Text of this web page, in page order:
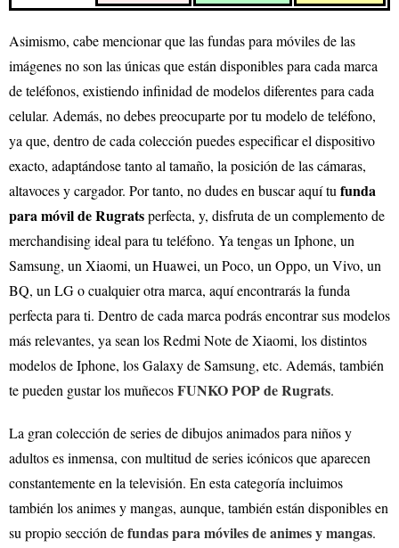
Asimismo, cabe mencionar que las fundas para móviles de las
imágenes no son las únicas que están disponibles para cada marca
de teléfonos, existiendo infinidad de modelos diferentes para cada
celular. Además, no debes preocuparte por tu modelo de teléfono,
ya que, dentro de cada colección puedes especificar el dispositivo
exacto, adaptándose tanto al tamaño, la posición de las cámaras,
altavoces y cargador. Por tanto, no dudes en buscar aquí tufunda
para móvil de Rugratsperfecta, y, disfruta de un complemento de
merchandising ideal para tu teléfono. Ya tengas un Iphone, un
Samsung, un Xiaomi, un Huawei, un Poco, un Oppo, un Vivo, un
BQ, un LG o cualquier otra marca, aquí encontrarás la funda
perfecta para ti. Dentro de cada marca podrás encontrar sus modelos
más relevantes, ya sean los Redmi Note de Xiaomi, los distintos
modelos de Iphone, los Galaxy de Samsung, etc. Además, también
te pueden gustar los muñecosFUNKO POP de Rugrats.
La gran colección de series de dibujos animados para niños y
adultos es inmensa, con multitud de series icónicos que aparecen
constantemente en la televisión. En esta categoría incluimos
también los animes y mangas, aunque, también están disponibles en
su propio sección defundas para móviles de animes y mangas.